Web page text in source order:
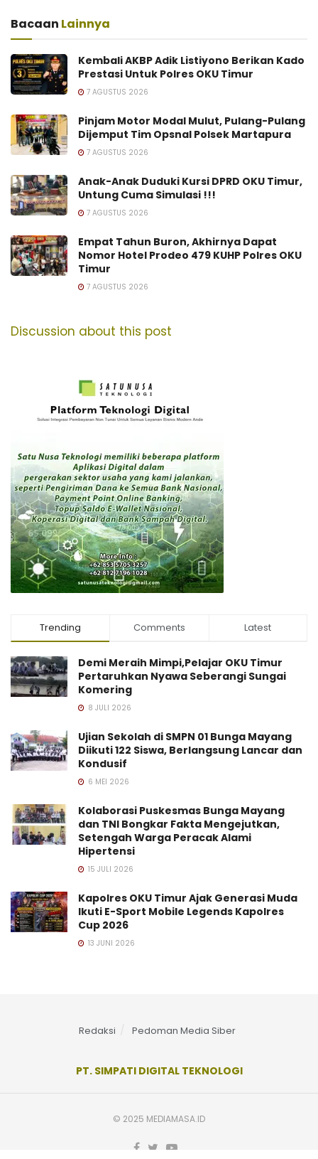
Bacaan Lainnya
Kembali AKBP Adik Listiyono Berikan Kado
Prestasi Untuk Polres OKU Timur
7 AGUSTUS 2026
Pinjam Motor Modal Mulut, Pulang-Pulang
Dijemput Tim Opsnal Polsek Martapura
7 AGUSTUS 2026
Anak-Anak Duduki Kursi DPRD OKU Timur,
Untung Cuma Simulasi !!!
7 AGUSTUS 2026
Empat Tahun Buron, Akhirnya Dapat
Nomor Hotel Prodeo 479 KUHP Polres OKU
Timur
7 AGUSTUS 2026
Discussion about this post
Trending Comments Latest
Demi Meraih Mimpi,Pelajar OKU Timur
Pertaruhkan Nyawa Seberangi Sungai
Komering
8 JULI 2026
Ujian Sekolah di SMPN 01 Bunga Mayang
Diikuti 122 Siswa, Berlangsung Lancar dan
Kondusif
6 MEI 2026
Kolaborasi Puskesmas Bunga Mayang
dan TNI Bongkar Fakta Mengejutkan,
Setengah Warga Peracak Alami
Hipertensi
15 JULI 2026
Kapolres OKU Timur Ajak Generasi Muda
Ikuti E-Sport Mobile Legends Kapolres
Cup 2026
13 JUNI 2026
Redaksi Pedoman Media Siber
PT. SIMPATI DIGITAL TEKNOLOGI
© 2025 MEDIAMASA.ID